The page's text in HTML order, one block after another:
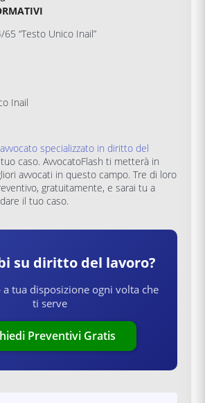
“Testo Unico Inail”
Inail
avvocato specializzato in diritto del
caso. AvvocatoFlash ti metterà in
avvocati in questo campo. Tre di loro
gratuitamente, e sarai tu a
il tuo caso.
su diritto del lavoro?
a tua disposizione ogni volta che
ti serve
Preventivi Gratis